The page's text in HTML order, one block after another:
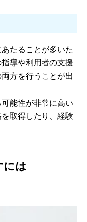
たることが多いた
導や利用者の支援
方を行うことが出
能性が非常に高い
取得したり、経験
には